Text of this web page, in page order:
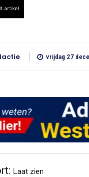
artikel
vrijdag 27
Laat zien